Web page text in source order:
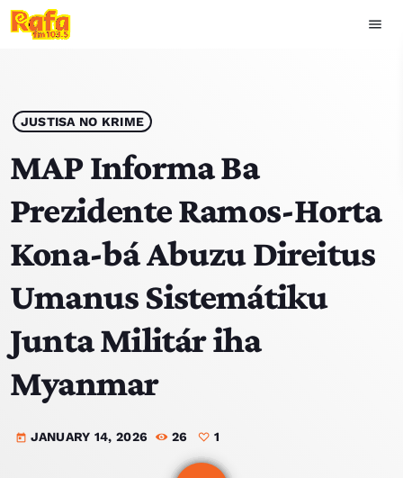
menu
play_arrow OUVIR RAFA
HOME
NOTISIA
EKIPA
TOP 15
PODCAST SIRA
PROGRAMA SIRA
JUSTISA NO KRIME
MAP Informa Ba
Prezidente Ramos-Horta
Kona-bá Abuzu Direitus
Umanus Sistemátiku
Junta Militár iha
Myanmar
today JANUARY 14, 2026 26 1